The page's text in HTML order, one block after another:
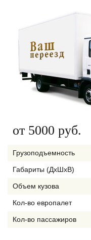
от 5000 руб.
Грузоподъемность
Габариты (ДхШхВ)
Объем кузова
Кол-во европалет
Кол-во пассажиров